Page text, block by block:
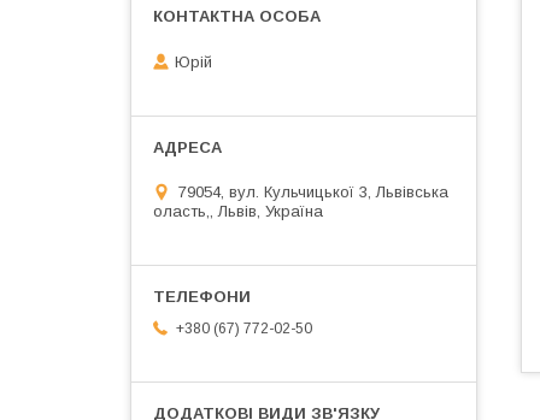
Юрій
79054, вул. Кульчицької 3, Львівська
оласть,, Львів, Україна
+380 (67) 772-02-50